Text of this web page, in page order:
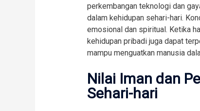
perkembangan teknologi dan
dalam kehidupan sehari-hari.
emosional dan spiritual. Ketika
kehidupan pribadi juga dapat
mampu menguatkan manusia
Nilai Iman dan
Sehari-hari